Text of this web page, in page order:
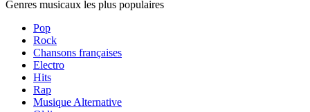
Genres musicaux les plus populaires
Pop
Rock
Chansons françaises
Electro
Hits
Rap
Musique Alternative